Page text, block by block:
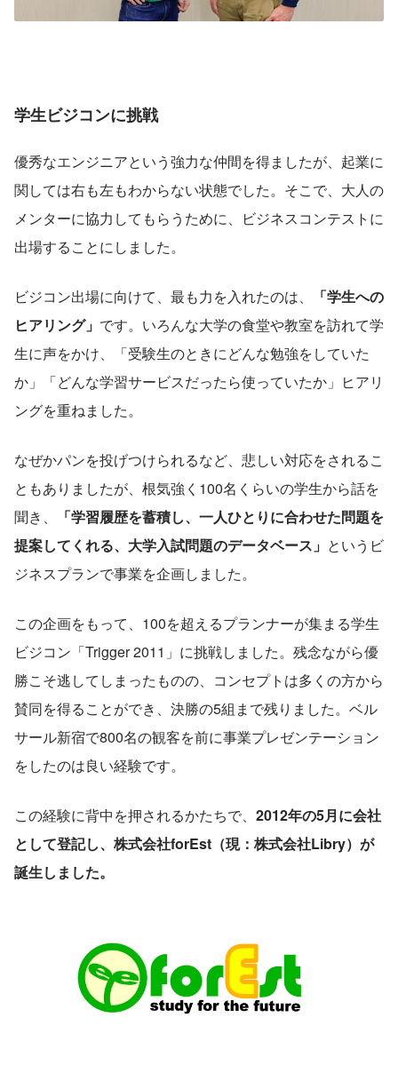
学生ビジコンに挑戦
優秀なエンジニアという強力な仲間を得ましたが、起業に
関しては右も左もわからない状態でした。そこで、大人の
メンターに協力してもらうために、ビジネスコンテストに
出場することにしました。
ビジコン出場に向けて、最も力を入れたのは、
「学生への
ヒアリング」 です。いろんな大学の食堂や教室を訪れて学
生に声をかけ、「受験生のときにどんな勉強をしていた
か」「どんな学習サービスだったら使っていたか」ヒアリ
ングを重ねました。
なぜかパンを投げつけられるなど、悲しい対応をされるこ
ともありましたが、根気強く100名くらいの学生から話を
聞き、
「学習履歴を蓄積し、一人ひとりに合わせた問題を
提案してくれる、大学入試問題のデータベース」 というビ
ジネスプランで事業を企画しました。
この企画をもって、100を超えるプランナーが集まる学生
ビジコン「Trigger 2011」に挑戦しました。残念ながら優
勝こそ逃してしまったものの、コンセプトは多くの方から
賛同を得ることができ、決勝の5組まで残りました。ベル
サール新宿で800名の観客を前に事業プレゼンテーション
をしたのは良い経験です。
この経験に背中を押されるかたちで、 2012年の5月に会社
として登記し、株式会社forEst（現：株式会社Libry）が
誕生しました。